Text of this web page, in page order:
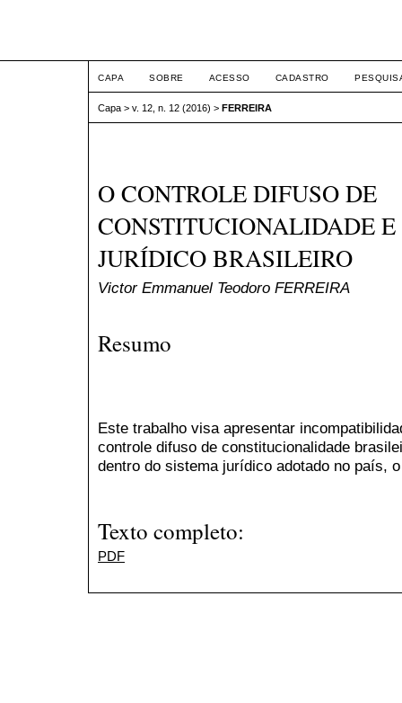
CAPA SOBRE ACESSO CADASTRO
Capa > v. 12, n. 12 (2016) > FERREIRA
O CONTROLE DIFUSO DE
CONSTITUCIONALIDADE
JURÍDICO BRASILEIRO
Victor Emmanuel Teodoro FERREIRA
Resumo
Este trabalho visa apresentar
controle difuso de constitucionalidade
dentro do sistema jurídico adotado no país,
Texto completo:
PDF